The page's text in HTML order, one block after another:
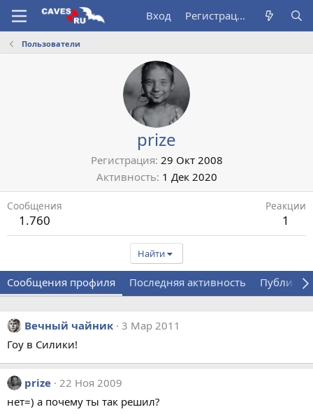
Вход Регистрация
Пользователи
prize
Регистрация 29 Окт 2008
Активность 1 Дек 2020
Сообщения
1.760
Реакции
1
Найти
Сообщения профиля Последняя активность
Вечный чайник 3 Мар 2011
Гоу в Силики!
prize 22 Ноя 2009
нет=) а почему ты так решил?